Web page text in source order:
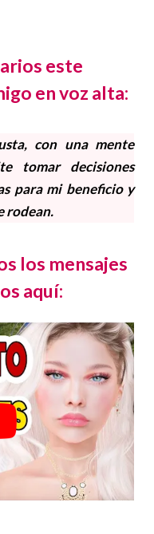
este
en voz alta:
con una mente
tomar decisiones
para mi beneficio y
rodean.
los mensajes
aquí: